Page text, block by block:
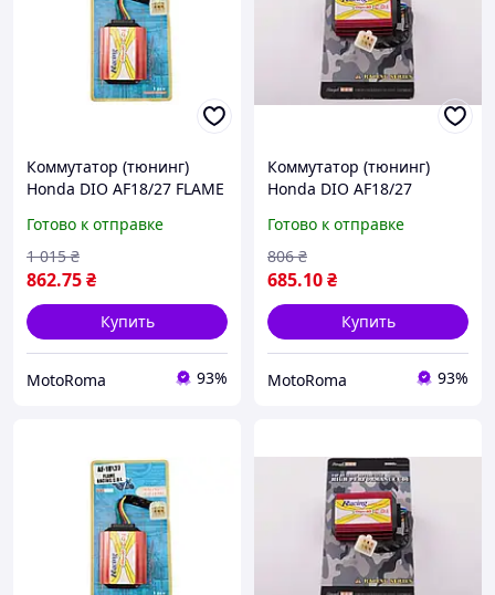
Коммутатор (тюнинг)
Honda DIO AF18/27 FLAME
Готово к отправке
862.75₴
1 015 ₴
Купить
MotoRoma 93%
Коммутатор (тюнинг)
Honda DIO AF18/27
Готово к отправке
685.10₴
806 ₴
Купить
MotoRoma 93%